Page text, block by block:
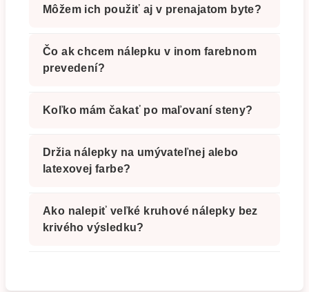
Môžem ich použiť aj v prenajatom byte?
Čo ak chcem nálepku v inom farebnom
prevedení?
Koľko mám čakať po maľovaní steny?
Držia nálepky na umývateľnej alebo
latexovej farbe?
Ako nalepiť veľké kruhové nálepky bez
krivého výsledku?